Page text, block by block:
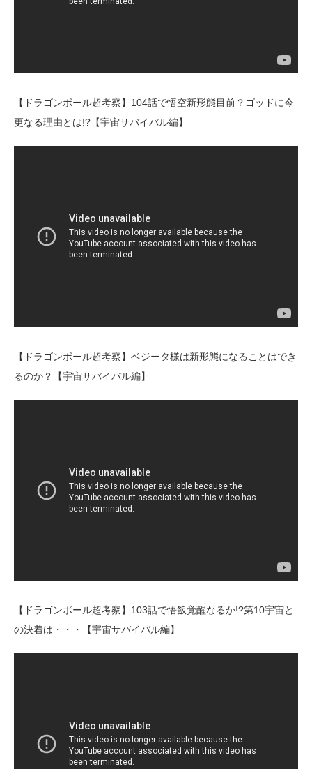
【ドラゴンボール超考察】104話で悟空新形態目前？ゴッドに今
更なる理由とは!?【宇宙サバイバル編】
【ドラゴンボール超考察】ベジータ様は新形態になることはでき
るのか？【宇宙サバイバル編】
【ドラゴンボール超考察】103話で悟飯覚醒なるか!?第10宇宙と
の決着は・・・【宇宙サバイバル編】